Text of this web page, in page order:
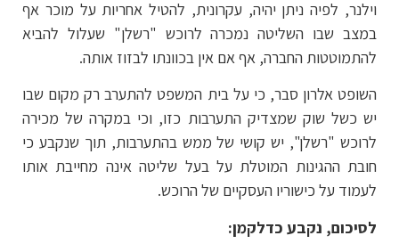
וילנר, לפיה ניתן יהיה, עקרונית, להטיל אחריות על מוכר אף
במצב שבו השליטה נמכרה לרוכש "רשלן" שעלול להביא
להתמוטטות החברה, אף אם אין בכוונתו לבזוז אותה.
השופט אלרון סבר, כי על בית המשפט להתערב רק מקום שבו
יש כשל שוק שמצדיק התערבות כזו, וכי במקרה של מכירה
לרוכש "רשלן", יש קושי של ממש בהתערבות, תוך שנקבע כי
חובת ההגינות המוטלת על בעל שליטה אינה מחייבת אותו
לעמוד על כישוריו העסקיים של הרוכש.
לסיכום, נקבע כדלקמן: